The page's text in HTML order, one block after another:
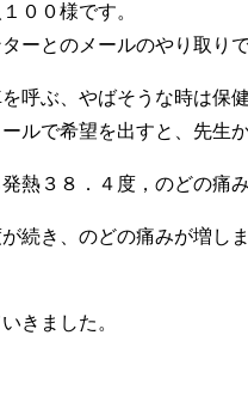
００様です。
ーとのメールのやり取り
呼ぶ、やばそうな時は保
ルで希望を出すと、先生
熱３８．４度，のどの痛
続き、のどの痛みが増しま
きました。